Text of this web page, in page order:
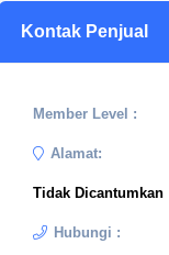
Kontak Penjual
Member Level :
Alamat:
Tidak Dicantumkan
Hubungi :